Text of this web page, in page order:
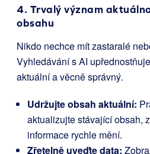
4. Trvalý význam
obsahu
Nikdo nechce mít zastaralé
Vyhledávání s AI
aktuální a věcně správný.
Udržujte obsah aktuální:
aktualizujte stávající obsah,
informace rychle mění.
Zřetelně uveďte data: